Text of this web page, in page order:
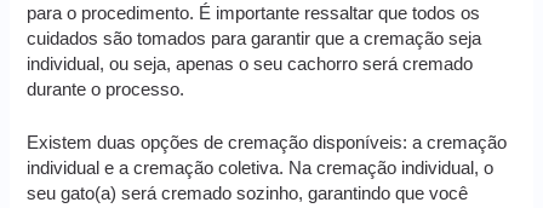
para o procedimento. É importante ressaltar que todos os
cuidados são tomados para garantir que a cremação seja
individual, ou seja, apenas o seu cachorro será cremado
durante o processo.
Existem duas opções de cremação disponíveis: a cremação
individual e a cremação coletiva. Na cremação individual, o
seu gato(a) será cremado sozinho, garantindo que você